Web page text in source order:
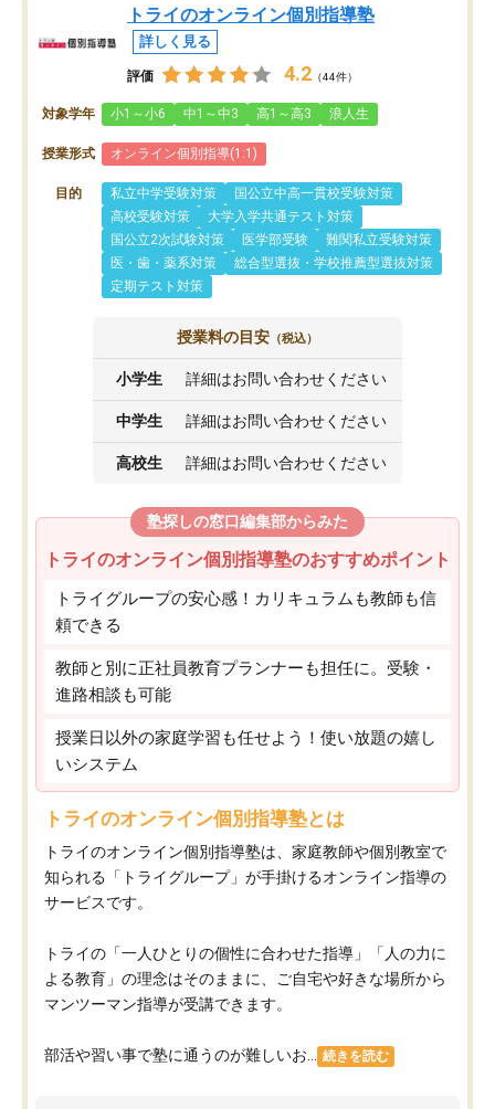
トライのオンライン個別指導塾
詳しく見る
評価 4.2 （44件）
対象学年 小1～小6 中1～中3 高1～高3 浪人生
授業形式 オンライン個別指導(1:1)
目的 私立中学受験対策
国公立中高一貫校受験対策
高校受験対策
大学入学共通テスト対策
国公立2次試験対策
医学部受験
難関私立受験対策
医・歯・薬系対策
総合型選抜・学校推薦型選抜対策
定期テスト対策
授業料の目安 （税込）
小学生 詳細はお問い合わせください
中学生 詳細はお問い合わせください
高校生 詳細はお問い合わせください
塾探しの窓口編集部からみた
トライのオンライン個別指導塾のおすすめポイント
トライグループの安心感！カリキュラムも教師も信
頼できる
教師と別に正社員教育プランナーも担任に。受験・
進路相談も可能
授業日以外の家庭学習も任せよう！使い放題の嬉し
いシステム
トライのオンライン個別指導塾とは
トライのオンライン個別指導塾は、家庭教師や個別教室で
知られる「トライグループ」が手掛けるオンライン指導の
サービスです。
トライの「一人ひとりの個性に合わせた指導」「人の力に
よる教育」の理念はそのままに、ご自宅や好きな場所から
マンツーマン指導が受講できます。
部活や習い事で塾に通うのが難しいお... 続きを読む